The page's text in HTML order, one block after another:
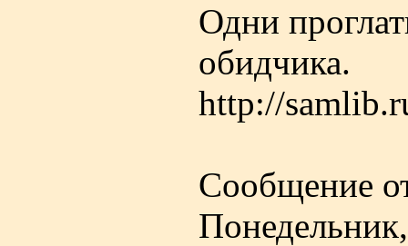
Одни
обидчика.
http://
Сообщение